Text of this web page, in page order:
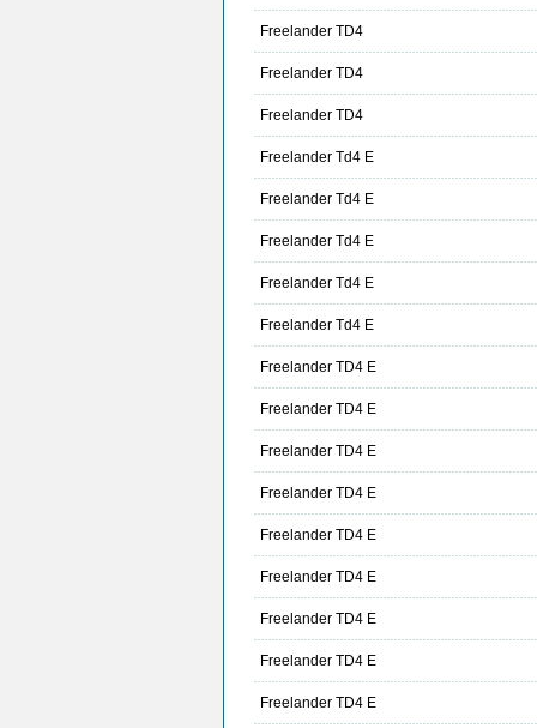
Freelander TD4
Freelander TD4
Freelander TD4
Freelander Td4 E
Freelander Td4 E
Freelander Td4 E
Freelander Td4 E
Freelander Td4 E
Freelander TD4 E
Freelander TD4 E
Freelander TD4 E
Freelander TD4 E
Freelander TD4 E
Freelander TD4 E
Freelander TD4 E
Freelander TD4 E
Freelander TD4 E